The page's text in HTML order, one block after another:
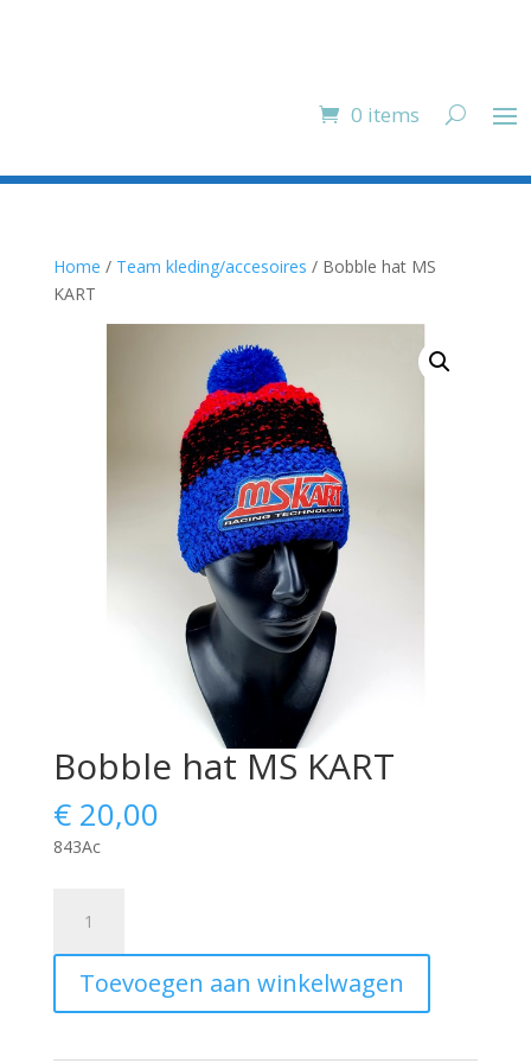
0 items
Home / Team kleding/accesoires / Bobble hat MS
KART
Bobble hat MS KART
€20,00
843Ac
MS
KART
aantal
Toevoegen aan winkelwagen